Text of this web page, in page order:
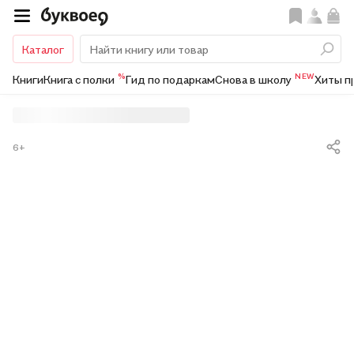
Каталог
КнигиКнига с полки %Гид по подаркамСнова в школу NEWХиты
6+